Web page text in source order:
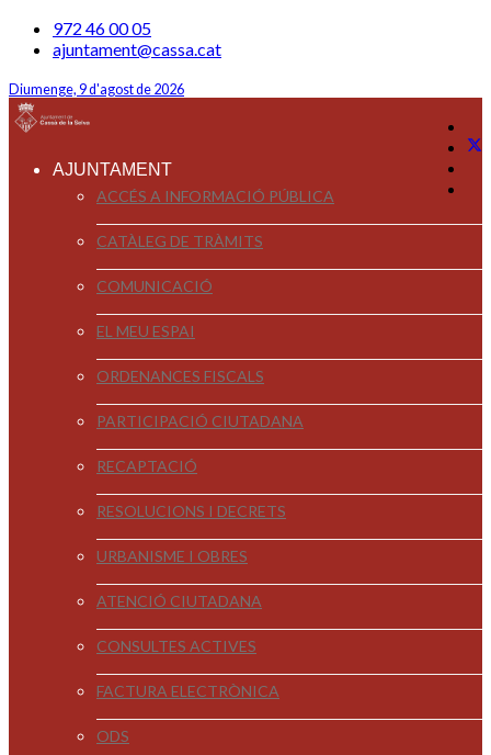
972 46 00 05
ajuntament@cassa.cat
Diumenge, 9 d'agost de 2026
AJUNTAMENT
ACCÉS A INFORMACIÓ PÚBLICA
CATÀLEG DE TRÀMITS
COMUNICACIÓ
EL MEU ESPAI
ORDENANCES FISCALS
PARTICIPACIÓ CIUTADANA
RECAPTACIÓ
RESOLUCIONS I DECRETS
URBANISME I OBRES
ATENCIÓ CIUTADANA
CONSULTES ACTIVES
FACTURA ELECTRÒNICA
ODS